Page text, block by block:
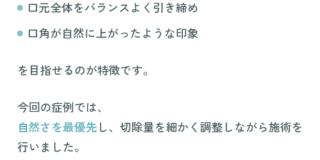
口元全体をバランスよく引き締め
口角が自然に上がったような印象
を目指せるのが特徴です。
今回の症例では、
自然さを最優先し、切除量を細かく調整しながら施術を
行いました。